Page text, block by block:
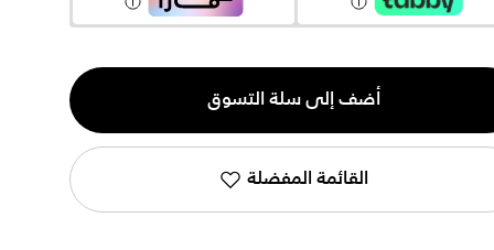
أضف إلى سلة التسوق
القائمة المفضلة